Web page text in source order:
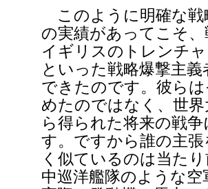
このように明確な戦
の実績があってこそ
イギリスのトレンチ
といった戦略爆撃主
できたのです。彼ら
めたのではなく、世
ら得られた将来の戦
す。ですから誰の主
く似ているのは当た
中巡洋艦隊のような